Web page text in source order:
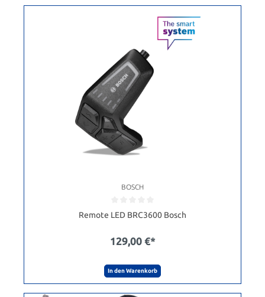
BOSCH
Remote LED BRC3600 Bosch
129,00 €*
In den Warenkorb